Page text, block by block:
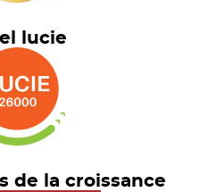
lucie
de la croissance